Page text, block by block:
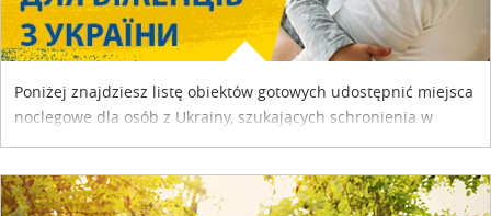
Poniżej znajdziesz listę obiektów gotowych udostępnić miejsca
noclegowe dla osób z Ukrainy, szukających schronienia w